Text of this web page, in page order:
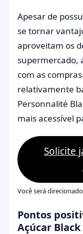
Apesar de
se tornar
aproveitam os
supermercado,
com as
relativamente
Personnalité
mais acessível
Solicite
Você será
Pontos
Açúcar